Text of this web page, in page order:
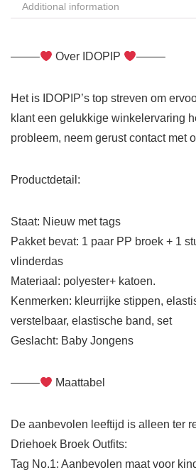
Additional information
——– Over IDOPIP ——–
Het is IDOPIP’s top streven om
klant een gelukkige winkelervaring
probleem, neem gerust contact met
Productdetail:
Staat: Nieuw met tags
Pakket bevat: 1 paar PP broek + 1
vlinderdas
Materiaal: polyester+ katoen.
Kenmerken: kleurrijke stippen,
verstelbaar, elastische band, set
Geslacht: Baby Jongens
——– Maattabel
De aanbevolen leeftijd is alleen ter
Driehoek Broek Outfits:
Tag No.1: Aanbevolen maat voor